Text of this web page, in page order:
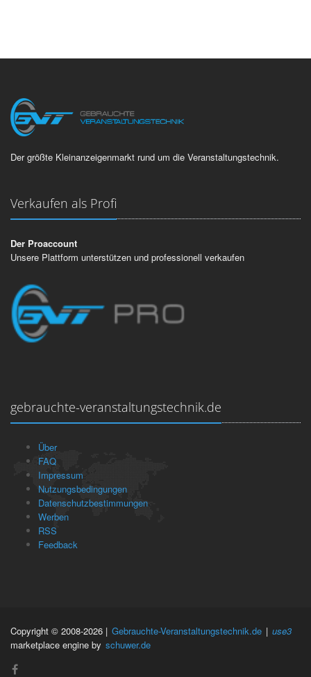
Der größte Kleinanzeigenmarkt rund um die Veranstaltungstechnik.
Verkaufen als Profi
Der Proaccount
Unsere Plattform unterstützen und professionell verkaufen
gebrauchte-veranstaltungstechnik.de
Über
FAQ
Impressum
Nutzungsbedingungen
Datenschutzbestimmungen
Werben
RSS
Feedback
Copyright © 2008-2026 | Gebrauchte-Veranstaltungstechnik.de | use3
marketplace engine by schuwer.de